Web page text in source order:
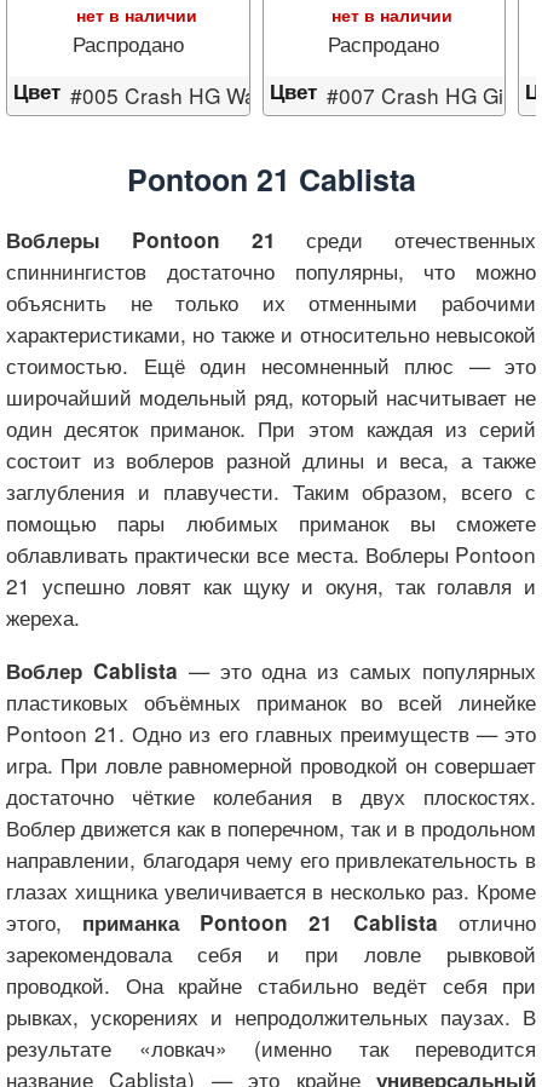
нет в наличии
Распродано
Цвет #005 Crash HG Wakasagi
нет в наличии
Распродано
Цвет #007 Crash HG Gill
Pontoon 21 Cablista
Воблеры Pontoon 21
среди отечественных
спиннингистов достаточно популярны, что можно
объяснить не только их отменными рабочими
характеристиками, но также и относительно невысокой
стоимостью. Ещё один несомненный плюс — это
широчайший модельный ряд, который насчитывает не
один десяток приманок. При этом каждая из серий
состоит из воблеров разной длины и веса, а также
заглубления и плавучести. Таким образом, всего с
помощью пары любимых приманок вы сможете
облавливать практически все места. Воблеры Pontoon
21 успешно ловят как щуку и окуня, так голавля и
жереха.
Воблер Cablista — это одна из самых популярных
пластиковых объёмных приманок во всей линейке
Pontoon 21. Одно из его главных преимуществ — это
игра. При ловле равномерной проводкой он совершает
достаточно чёткие колебания в двух плоскостях.
Воблер движется как в поперечном, так и в продольном
направлении, благодаря чему его привлекательность в
глазах хищника увеличивается в несколько раз. Кроме
этого, приманка Pontoon 21 Cablista отлично
зарекомендовала себя и при ловле рывковой
проводкой. Она крайне стабильно ведёт себя при
рывках, ускорениях и непродолжительных паузах. В
результате «ловкач» (именно так переводится
название Cablista) — это крайне универсальный